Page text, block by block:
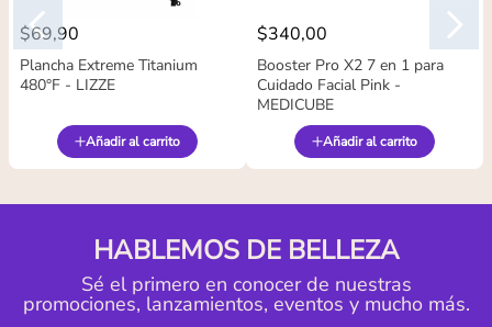
$69,90
Plancha Extreme Titanium
480°F - LIZZE
Añadir al carrito
$340,00
Booster Pro X2 7 en 1 para
Cuidado Facial Pink -
MEDICUBE
Añadir al carrito
HABLEMOS DE BELLEZA
Sé el primero en conocer de nuestras
promociones, lanzamientos, eventos y mucho más.